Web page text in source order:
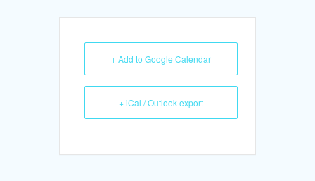
+ Add to Google Calendar
+ iCal / Outlook export